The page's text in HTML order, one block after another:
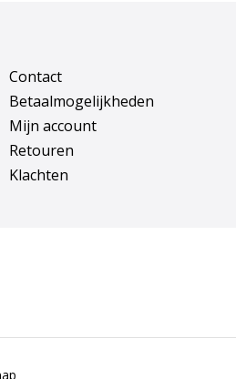
Contact
Betaalmogelijkheden
Mijn account
Retouren
Klachten